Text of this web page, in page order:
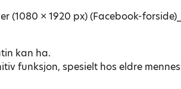
kan ha.
funksjon, spesielt hos eldre